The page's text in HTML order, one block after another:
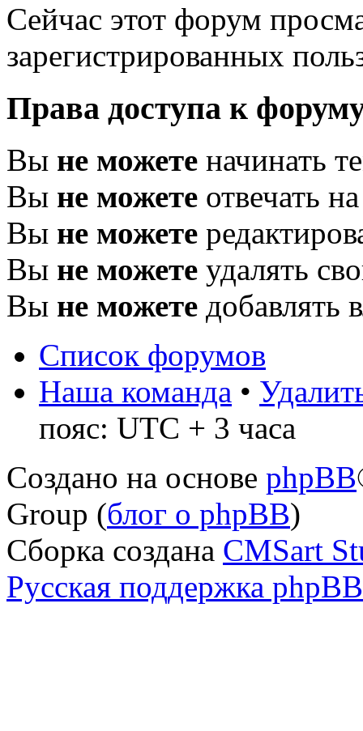
Сейчас этот форум
зарегистрированных
Права доступа к
Вы не можете начинать
Вы не можете отвечать
Вы не можете
Вы не можете удалять
Вы не можете добавлять
Список форумов
Наша команда •
пояс: UTC + 3 часа
Создано на основе phpBB
Group (блог о phpBB)
Сборка создана CMSart
Русская поддержка phpBB